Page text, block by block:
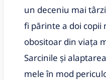
un deceniu mai
fi părinte a doi copii
obositoar din viața
Sarcinile și
mele în mod